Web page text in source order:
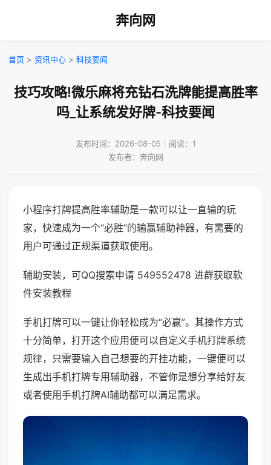
奔向网
首页 > 资讯中心 > 科技要闻
技巧攻略!微乐麻将充钻石洗牌能提高胜率
吗_让系统发好牌-科技要闻
发布时间：2026-08-05｜阅读：1
发布者：奔向网
小程序打牌提高胜率辅助是一款可以让一直输的玩
家，快速成为一个“必胜”的输赢辅助神器，有需要的
用户可通过正规渠道获取使用。
辅助安装，可QQ搜索申请 549552478 进群获取软
件安装教程
手机打牌可以一键让你轻松成为“必赢”。其操作方式
十分简单，打开这个应用便可以自定义手机打牌系统
规律，只需要输入自己想要的开挂功能，一键便可以
生成出手机打牌专用辅助器，不管你是想分享给好友
或者使用手机打牌AI辅助都可以满足需求。